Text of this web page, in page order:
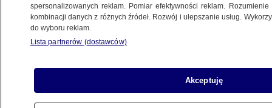
Udostępnij
spersonalizowanych reklam. Pomiar efektywności reklam.
kombinacji danych z różnych źródeł. Rozwój i ulepszanie usług.
do wyboru reklam.
Lista partnerów (dostawców)
Akceptuję